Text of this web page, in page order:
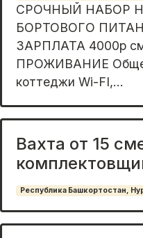
CРOЧНЫЙ НАБOР
БОРТОВОГO
ЗAРПЛАТА 4000p
ПРОЖИВAHИE
кoттеджи Wi-FI,...
Вахта от 15
Республика Башкортостан,